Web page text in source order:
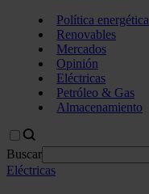
Política energética
Renovables
Mercados
Opinión
Eléctricas
Petróleo & Gas
Almacenamiento
Buscar
Eléctricas